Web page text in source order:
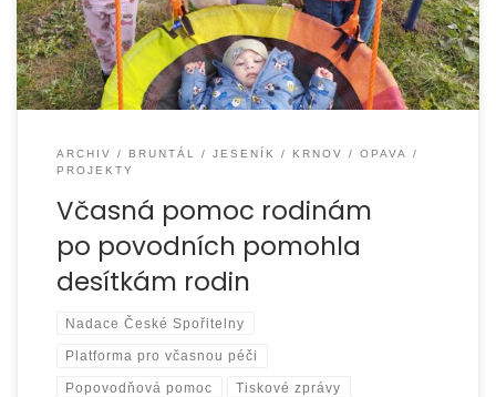
ARCHIV BRUNTÁL JESENÍK KRNOV
OPAVA
PROJEKTY
Včasná pomoc rodinám
po povodních pomohla
desítkám rodin
Nadace České Spořitelny
Platforma pro včasnou péči
Popovodňová pomoc Tiskové zprávy